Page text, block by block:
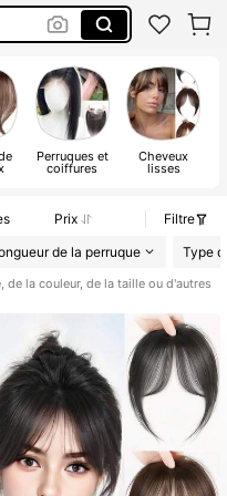
Perruques et
coiffures
Cheveux
lisses
Prix
Filtre
de la perruque Type
la couleur, de la taille ou d'autres